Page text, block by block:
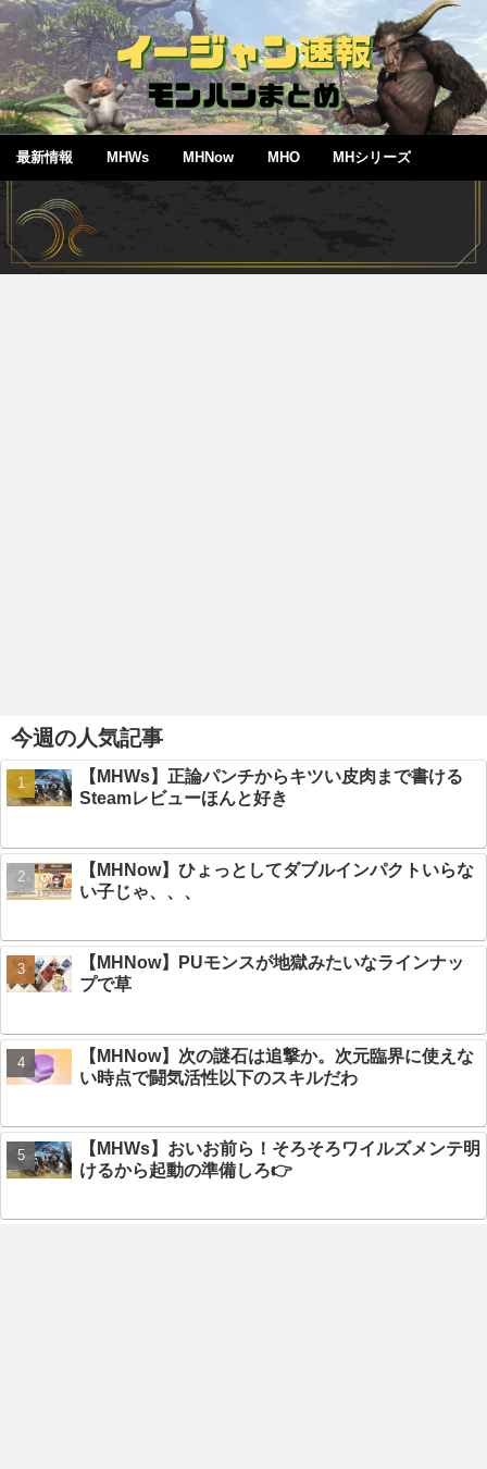
最新情報 MHWs MHNow MHO MHシリーズ
今週の人気記事
【MHWs】正論パンチからキツい皮肉まで書ける
Steamレビューほんと好き
【MHNow】ひょっとしてダブルインパクトいらな
い子じゃ、、、
【MHNow】PUモンスが地獄みたいなラインナッ
プで草
【MHNow】次の謎石は追撃か。次元臨界に使えな
い時点で闘気活性以下のスキルだわ
【MHWs】おいお前ら！そろそろワイルズメンテ明
けるから起動の準備しろ👉